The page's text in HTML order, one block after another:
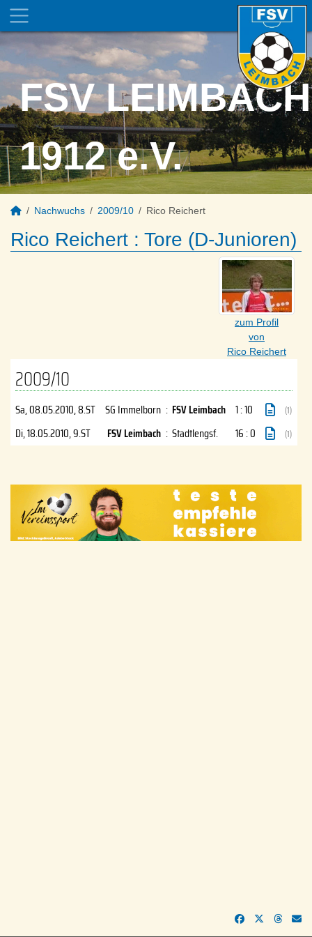
FSV LEIMBACH
1912 e.V.
Nachwuchs 2009/10 Rico Reichert
Rico Reichert : Tore (D-Junioren)
zum Profil
von
Rico Reichert
2009/10
Sa, 08.05.2010, 8.ST SG Immelborn : FSV Leimbach 1 : 10 (1)
Di, 18.05.2010, 9.ST FSV Leimbach : Stadtlengsf. 16 : 0 (1)